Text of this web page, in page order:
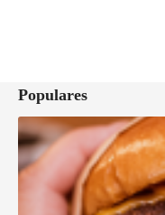
Populares